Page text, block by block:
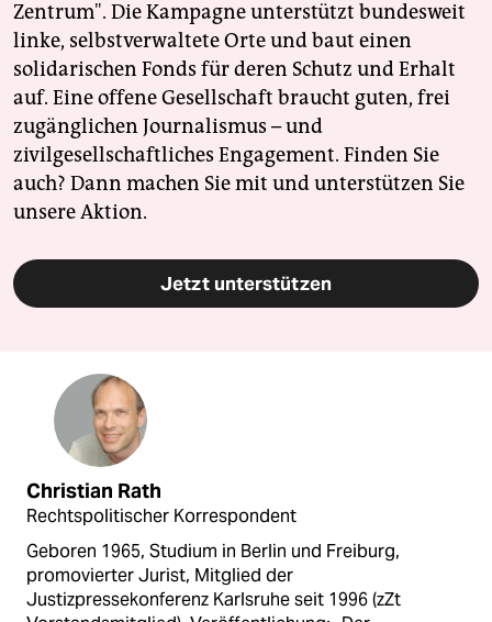
Zentrum". Die Kampagne unterstützt bundesweit
linke, selbstverwaltete Orte und baut einen
solidarischen Fonds für deren Schutz und Erhalt
auf. Eine offene Gesellschaft braucht guten, frei
zugänglichen Journalismus – und
zivilgesellschaftliches Engagement. Finden Sie
auch? Dann machen Sie mit und unterstützen Sie
unsere Aktion.
Jetzt unterstützen
Christian Rath
Rechtspolitischer Korrespondent
Geboren 1965, Studium in Berlin und Freiburg,
promovierter Jurist, Mitglied der
Justizpressekonferenz Karlsruhe seit 1996 (zZt